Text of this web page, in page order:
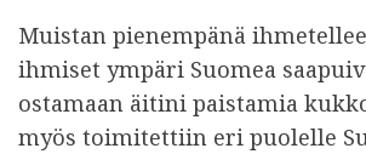
Muistan pienempänä
ihmiset ympäri Suomea
ostamaan äitini paistamia
myös toimitettiin eri puolelle